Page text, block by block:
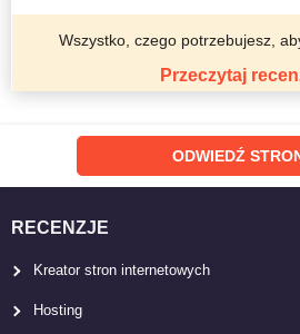
Wszystko, czego potrzebujesz,
Przeczytaj
ODWIEDŹ
RECENZJE
Kreator stron internetowych
Hosting